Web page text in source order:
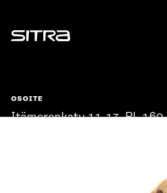
Sitra
OSOITE
Itämerenkatu 11-13, PL 160,